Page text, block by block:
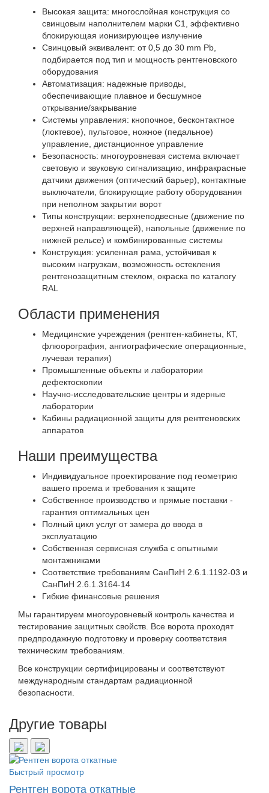
Высокая защита: многослойная конструкция со
свинцовым наполнителем марки С1, эффективно
блокирующая ионизирующее излучение
Свинцовый эквивалент: от 0,5 до 30 mm Pb,
подбирается под тип и мощность рентгеновского
оборудования
Автоматизация: надежные приводы,
обеспечивающие плавное и бесшумное
открывание/закрывание
Системы управления: кнопочное, бесконтактное
(локтевое), пультовое, ножное (педальное)
управление, дистанционное управление
Безопасность: многоуровневая система включает
световую и звуковую сигнализацию, инфракрасные
датчики движения (оптический барьер), контактные
выключатели, блокирующие работу оборудования
при неполном закрытии ворот
Типы конструкции: верхнеподвесные (движение по
верхней направляющей), напольные (движение по
нижней рельсе) и комбинированные системы
Конструкция: усиленная рама, устойчивая к
высоким нагрузкам, возможность остекления
рентгенозащитным стеклом, окраска по каталогу
RAL
Области применения
Медицинские учреждения (рентген-кабинеты, КТ,
флюорография, ангиографические операционные,
лучевая терапия)
Промышленные объекты и лаборатории
дефектоскопии
Научно-исследовательские центры и ядерные
лаборатории
Кабины радиационной защиты для рентгеновских
аппаратов
Наши преимущества
Индивидуальное проектирование под геометрию
вашего проема и требования к защите
Собственное производство и прямые поставки -
гарантия оптимальных цен
Полный цикл услуг от замера до ввода в
эксплуатацию
Собственная сервисная служба с опытными
монтажниками
Соответствие требованиям СанПиН 2.6.1.1192-03 и
СанПиН 2.6.1.3164-14
Гибкие финансовые решения
Мы гарантируем многоуровневый контроль качества и
тестирование защитных свойств. Все ворота проходят
предпродажную подготовку и проверку соответствия
техническим требованиям.
Все конструкции сертифицированы и соответствуют
международным стандартам радиационной
безопасности.
Другие товары
Быстрый просмотр
Рентген ворота откатные